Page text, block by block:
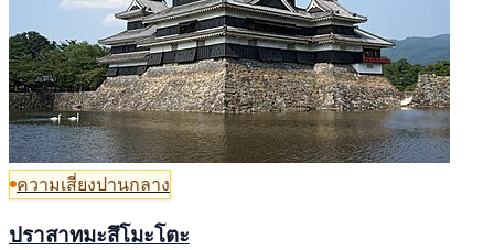
ความเสี่ยงปานกลาง
ปราสาทมะสึโมะโตะ